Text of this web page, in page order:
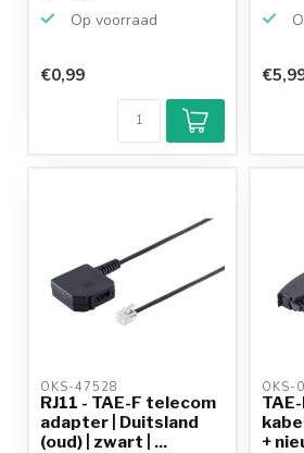
Op voorraad
€0,99
OKS-47528
RJ11 - TAE-F telecom
adapter | Duitsland
(oud) | zwart | ...
OKS-
+